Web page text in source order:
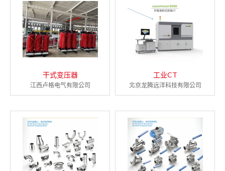
干式变压器
江西卢格电气有限公司
工业CT
北京龙腾远洋科技有限公司